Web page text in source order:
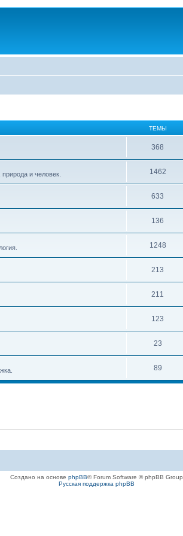
ТЕМЫ
368
и человек. 1462
633
136
1248
213
211
123
23
89
Создано на основе phpBB® Forum Software © phpBB Group
Русская поддержка phpBB